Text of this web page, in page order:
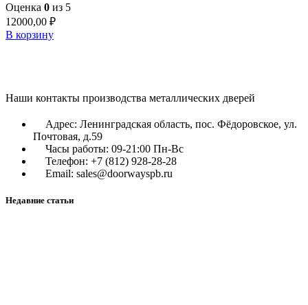
Оценка 0 из 5
12000,00 ₽
В корзину
Наши контакты производства металлических дверей
Адрес: Ленинградская область, пос. Фёдоровское, ул.
Почтовая, д.59
Часы работы: 09-21:00 Пн-Вс
Телефон: +7 (812) 928-28-28
Email: sales@doorwayspb.ru
Недавние статьи